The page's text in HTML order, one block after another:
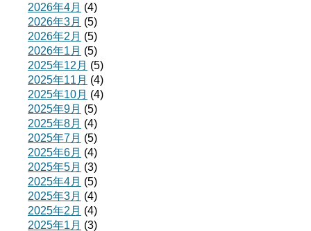
2026年4月 (4)
2026年3月 (5)
2026年2月 (5)
2026年1月 (5)
2025年12月 (5)
2025年11月 (4)
2025年10月 (4)
2025年9月 (5)
2025年8月 (4)
2025年7月 (5)
2025年6月 (4)
2025年5月 (3)
2025年4月 (5)
2025年3月 (4)
2025年2月 (4)
2025年1月 (3)